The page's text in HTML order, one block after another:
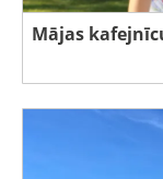
Mājas